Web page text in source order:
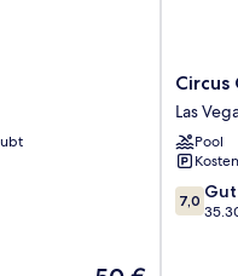
Circus
Circus
Hotel,
Casino
&
Theme
Park
Circus
Las
Pool
7.0
von
7,0 Gut